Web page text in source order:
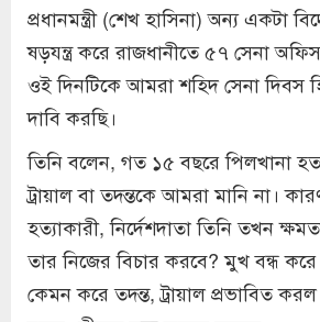
প্রধানমন্ত্রী (শেখ হাসিনা) অন্য একটা
ষড়যন্ত্র করে রাজধানীতে ৫৭ সেনা
ওই দিনটিকে আমরা শহিদ সেনা দিবস
দাবি করছি।
তিনি বলেন, গত ১৫ বছরে পিলখানা
ট্রায়াল বা তদন্তকে আমরা মানি না।
হত্যাকারী, নির্দেশদাতা তিনি তখন
তার নিজের বিচার করবে? মুখ বন্ধ
কেমন করে তদন্ত, ট্রায়াল প্রভাবিত